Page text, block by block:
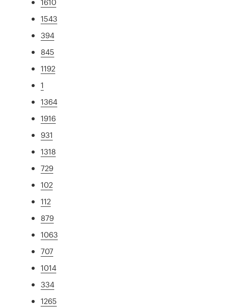
1543
394
845
1192
1
1364
1916
931
1318
729
102
112
879
1063
707
1014
334
1265